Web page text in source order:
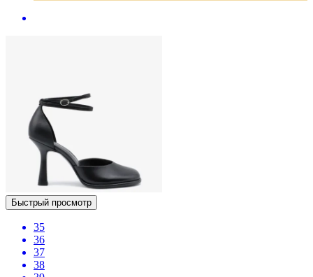
Быстрый просмотр
35
36
37
38